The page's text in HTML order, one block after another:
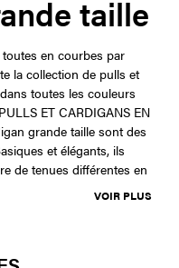
taille
en courbes par
la collection de pulls et
toutes les couleurs
ET CARDIGANS EN
grande taille sont des
et élégants, ils
de tenues différentes en
VOIR PLUS